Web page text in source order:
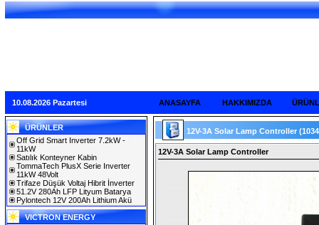
10.08.2026 Pazartesi ANASAYFA HAKKIMIZDA
ÜRÜNLER
Off Grid Smart Inverter 7.2kW -
11kW
Satılık Konteyner Kabin
TommaTech PlusX Serie Inverter
11kW 48Volt
Trifaze Düşük Voltaj Hibrit İnverter
51.2V 280Ah LFP Lityum Batarya
Pylontech 12V 200Ah Lithium Akü
VICTRON ENERGY
12V-3A Solar Lamp Controller
12V-3A Solar Lamp Controller